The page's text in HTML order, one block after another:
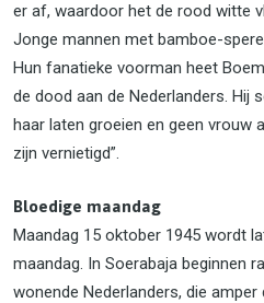
er af, waardoor het de rood witte
Jonge mannen met bamboe-
Hun fanatieke voorman heet
de dood aan de Nederlanders. Hij
haar laten groeien en geen vrouw
zijn vernietigd”.
Bloedige maandag
Maandag 15 oktober 1945 wordt
maandag. In Soerabaja beginnen
wonende Nederlanders, die amper